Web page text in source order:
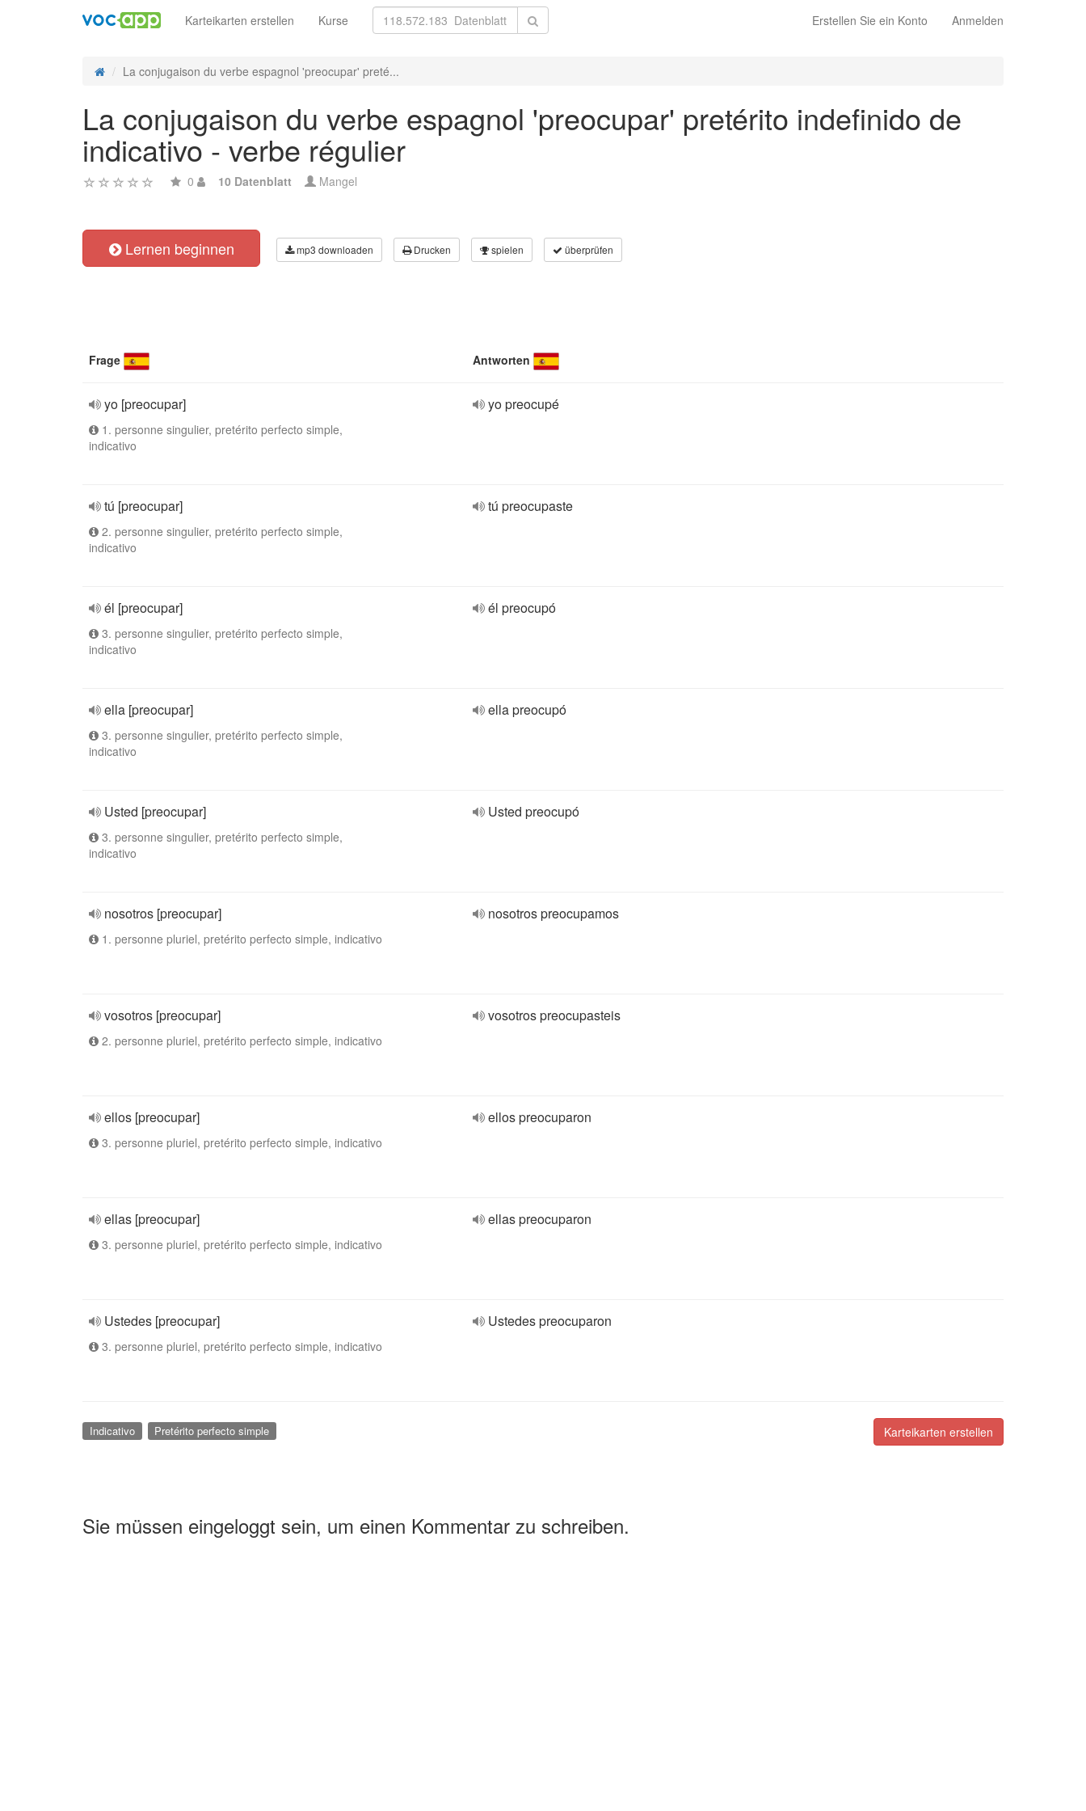
Erstellen Sie ein Konto Anmelden
Karteikarten erstellen Kurse
La conjugaison du verbe espagnol 'preocupar' preté...
La conjugaison du verbe espagnol 'preocupar' pretérito indefinido de
indicativo - verbe régulier
0 10 Datenblatt Mangel
Lernen beginnen mp3 downloaden Drucken spielen überprüfen
Frage Antworten
yo [preocupar]
1. personne singulier, pretérito perfecto simple,
indicativo
yo preocupé
tú [preocupar]
2. personne singulier, pretérito perfecto simple,
indicativo
tú preocupaste
él [preocupar]
3. personne singulier, pretérito perfecto simple,
indicativo
él preocupó
ella [preocupar]
3. personne singulier, pretérito perfecto simple,
indicativo
ella preocupó
Usted [preocupar]
3. personne singulier, pretérito perfecto simple,
indicativo
Usted preocupó
nosotros [preocupar]
1. personne pluriel, pretérito perfecto simple, indicativo
nosotros preocupamos
vosotros [preocupar]
2. personne pluriel, pretérito perfecto simple, indicativo
vosotros preocupasteis
ellos [preocupar]
3. personne pluriel, pretérito perfecto simple, indicativo
ellos preocuparon
ellas [preocupar]
3. personne pluriel, pretérito perfecto simple, indicativo
ellas preocuparon
Ustedes [preocupar]
3. personne pluriel, pretérito perfecto simple, indicativo
Ustedes preocuparon
Karteikarten erstellen
Indicativo Pretérito perfecto simple
Sie müssen eingeloggt sein, um einen Kommentar zu schreiben.